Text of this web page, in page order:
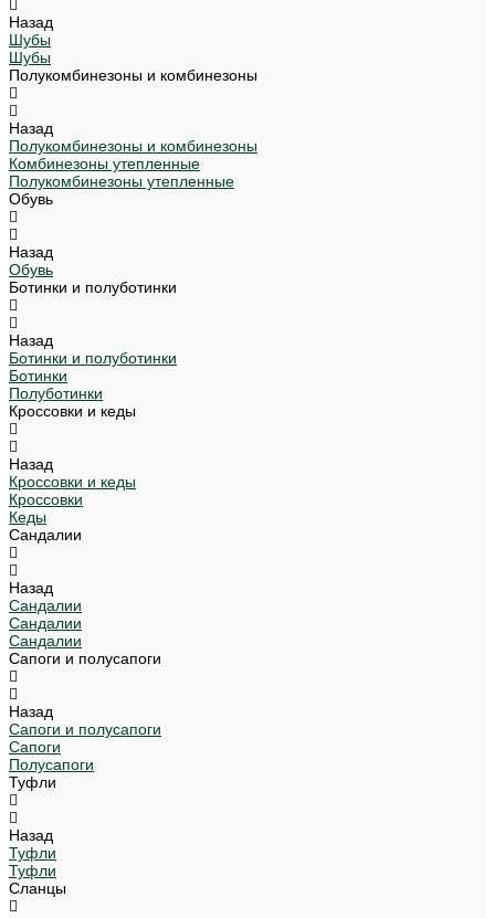
Назад
Шубы
Шубы
Полукомбинезоны и комбинезоны
Назад
Полукомбинезоны и комбинезоны
Комбинезоны утепленные
Полукомбинезоны утепленные
Обувь
Назад
Обувь
Ботинки и полуботинки
Назад
Ботинки и полуботинки
Ботинки
Полуботинки
Кроссовки и кеды
Назад
Кроссовки и кеды
Кроссовки
Кеды
Сандалии
Назад
Сандалии
Сандалии
Сандалии
Сапоги и полусапоги
Назад
Сапоги и полусапоги
Сапоги
Полусапоги
Туфли
Назад
Туфли
Туфли
Сланцы